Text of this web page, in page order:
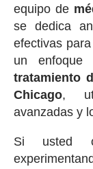
equipo de
se dedica
efectivas
un enfoque
tratamiento
Chicago,
avanzadas y
Si usted